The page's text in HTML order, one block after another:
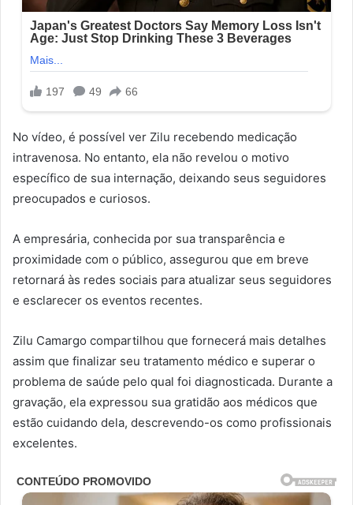
No vídeo, é possível ver Zilu recebendo medicação
intravenosa. No entanto, ela não revelou o motivo
específico de sua internação, deixando seus seguidores
preocupados e curiosos.
A empresária, conhecida por sua transparência e
proximidade com o público, assegurou que em breve
retornará às redes sociais para atualizar seus seguidores
e esclarecer os eventos recentes.
Zilu Camargo compartilhou que fornecerá mais detalhes
assim que finalizar seu tratamento médico e superar o
problema de saúde pelo qual foi diagnosticada. Durante a
gravação, ela expressou sua gratidão aos médicos que
estão cuidando dela, descrevendo-os como profissionais
excelentes.